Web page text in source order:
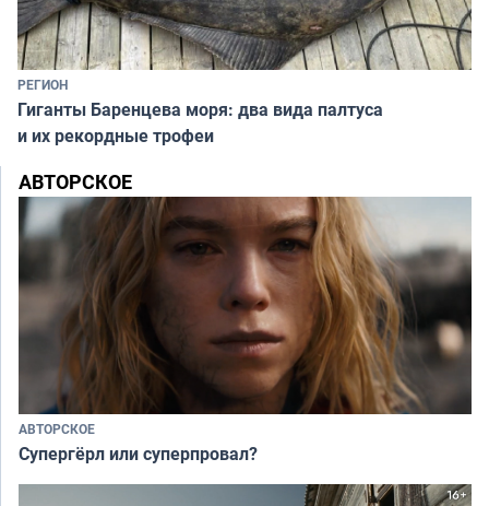
РЕГИОН
Гиганты Баренцева моря: два вида палтуса
и их рекордные трофеи
АВТОРСКОЕ
АВТОРСКОЕ
Супергёрл или суперпровал?